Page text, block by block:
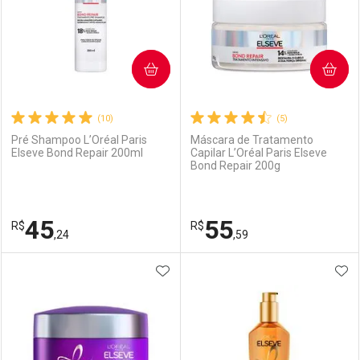
(10)
Pré Shampoo L’Oréal Paris
Elseve Bond Repair 200ml
R$45,24
COMPRAR
Laboratório
Por Menos
(5)
Máscara de Tratamento
Capilar L’Oréal Paris Elseve
Bond Repair 200g
R$55,59
COMPRAR
Laboratório
Por Menos
ADICIONAR AOS FAVORITOS